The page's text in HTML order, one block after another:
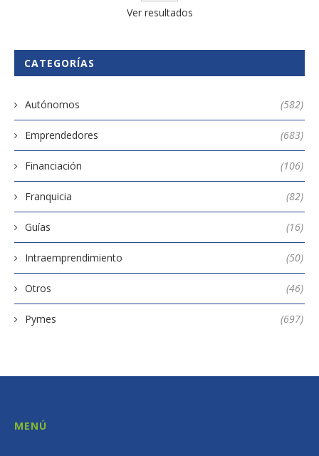
Ver resultados
CATEGORÍAS
Autónomos (582)
Emprendedores (683)
Financiación (106)
Franquicia (82)
Guías (16)
Intraemprendimiento (50)
Otros (46)
Pymes (697)
MENÚ